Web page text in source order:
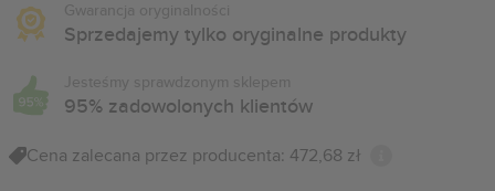
Sprzedajemy tylko oryginalne produkty
95% zadowolonych klientów
Cena zalecana przez producenta: 472,68 zł